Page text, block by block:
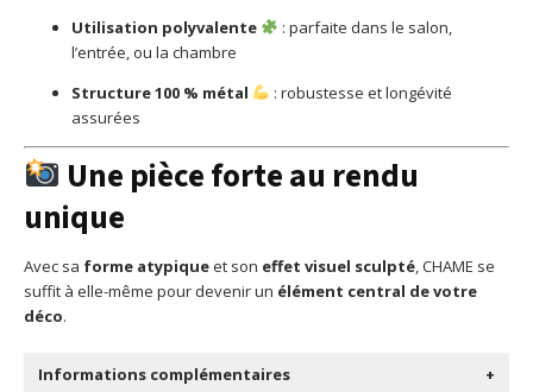
Utilisation polyvalente
: parfaite dans le salon,
l’entrée, ou la chambre
Structure 100 % métal
: robustesse et longévité
assurées
Une pièce forte au rendu
unique
Avec sa forme atypiqueet son effet visuel sculpté, CHAME se
suffit à elle-même pour devenir un élément central de votre
déco.
Informations complémentaires +